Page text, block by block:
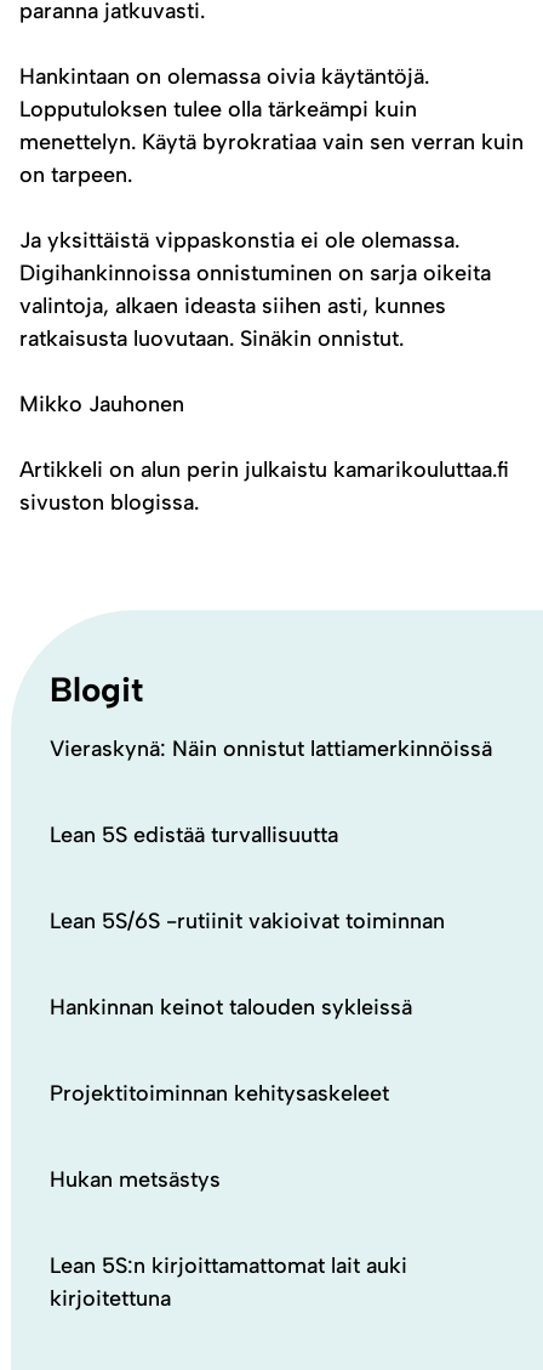
paranna jatkuvasti.
Hankintaan on olemassa oivia käytäntöjä.
Lopputuloksen tulee olla tärkeämpi kuin
menettelyn. Käytä byrokratiaa vain sen verran kuin
on tarpeen.
Ja yksittäistä vippaskonstia ei ole olemassa.
Digihankinnoissa onnistuminen on sarja oikeita
valintoja, alkaen ideasta siihen asti, kunnes
ratkaisusta luovutaan. Sinäkin onnistut.
Mikko Jauhonen
Artikkeli on alun perin julkaistu kamarikouluttaa.fi
sivuston blogissa.
Blogit
Vieraskynä: Näin onnistut lattiamerkinnöissä
Lean 5S edistää turvallisuutta
Lean 5S/6S -rutiinit vakioivat toiminnan
Hankinnan keinot talouden sykleissä
Projektitoiminnan kehitysaskeleet
Hukan metsästys
Lean 5S:n kirjoittamattomat lait auki
kirjoitettuna